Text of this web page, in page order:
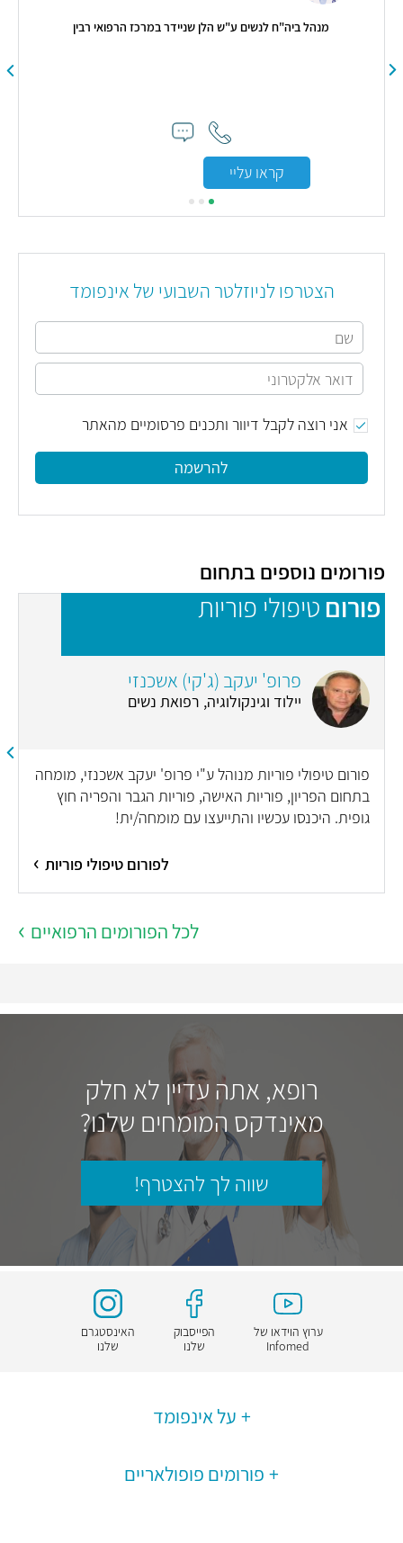
מנהל ביה"ח לנשים ע"ש הלן שניידר במרכז הרפואי רבין
קראו עליי
הצטרפו לניוזלטר השבועי של אינפומד
אני רוצה לקבל דיוור ותכנים פרסומיים מהאתר
להרשמה
פורומים נוספים בתחום
פורום טיפולי פוריות
פרופ' יעקב (ג'קי) אשכנזי
יילוד וגינקולוגיה, רפואת נשים
פורום טיפולי פוריות מנוהל ע"י פרופ' יעקב אשכנזי, מומחה
בתחום הפריון, פוריות האישה, פוריות הגבר והפריה חוץ
גופית. היכנסו עכשיו והתייעצו עם מומחה/ית!
לפורום טיפולי פוריות
לכל הפורומים הרפואיים
רופא, אתה עדיין לא חלק
מאינדקס המומחים שלנו?
שווה לך להצטרף!
ערוץ הוידאו של
Infomed
הפייסבוק
שלנו
האינסטגרם
שלנו
על אינפומד
פורומים פופולאריים